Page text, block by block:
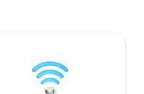
WARS-FILMENS
Sky Reserve Skellig Heritage Centre